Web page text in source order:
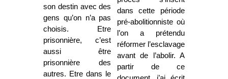
son destin avec des
gens qu’on n’a pas
choisis. Etre
prisonnière, c’est
aussi être
prisonnière des
autres. Etre dans le
dans cette période
pré-abolitionniste où
l’on a prétendu
réformer l’esclavage
avant de l’abolir. A
partir de ce